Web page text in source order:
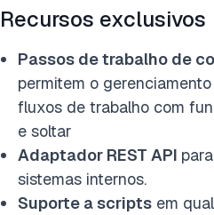
Recursos exclusivos
Passos de trabalho de
permitem o
fluxos de trabalho com
e soltar
Adaptador REST API
sistemas internos.
Suporte a scripts em